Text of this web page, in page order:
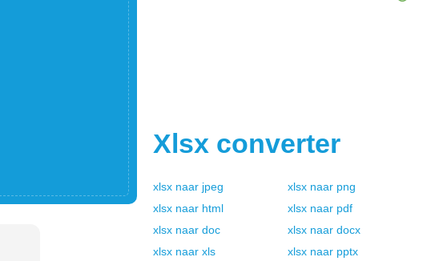
Xlsx converter
xlsx naar jpeg xlsx naar png
xlsx naar html xlsx naar pdf
xlsx naar doc xlsx naar docx
xlsx naar xls xlsx naar pptx